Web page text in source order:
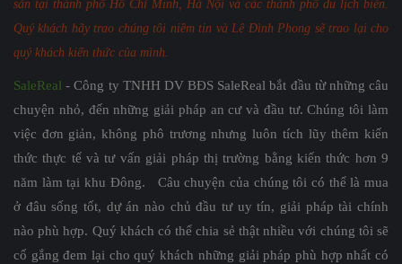
sản tại thành phố Hồ Chí Minh, Hà Nội và các thành phố du lịch biển.
Quý khách hãy trao chúng tôi niềm tin và Lê Đình Phong sẽ trao lại cho
quý khách kiến thức của mình.
SaleReal - Công ty TNHH DV BĐS SaleReal bắt đầu từ những câu
chuyện nhỏ, đến những giải pháp an cư và đầu tư. Chúng tôi làm
việc đơn giản, không phô trương nhưng luôn tích lũy thêm kiến
thức thực tế và tư vấn giải pháp thị trường bằng kiến thức hơn 9
năm làm tại khu Đông. Câu chuyện của chúng tôi có thể là mua
ở đâu sống tốt, dự án nào chủ đầu tư uy tín, giải pháp tài chính
nào phù hợp. Quý khách có thể chia sẻ thật nhiều với chúng tôi sẽ
cố gắng đem lại cho quý khách những giải pháp phù hợp nhất có